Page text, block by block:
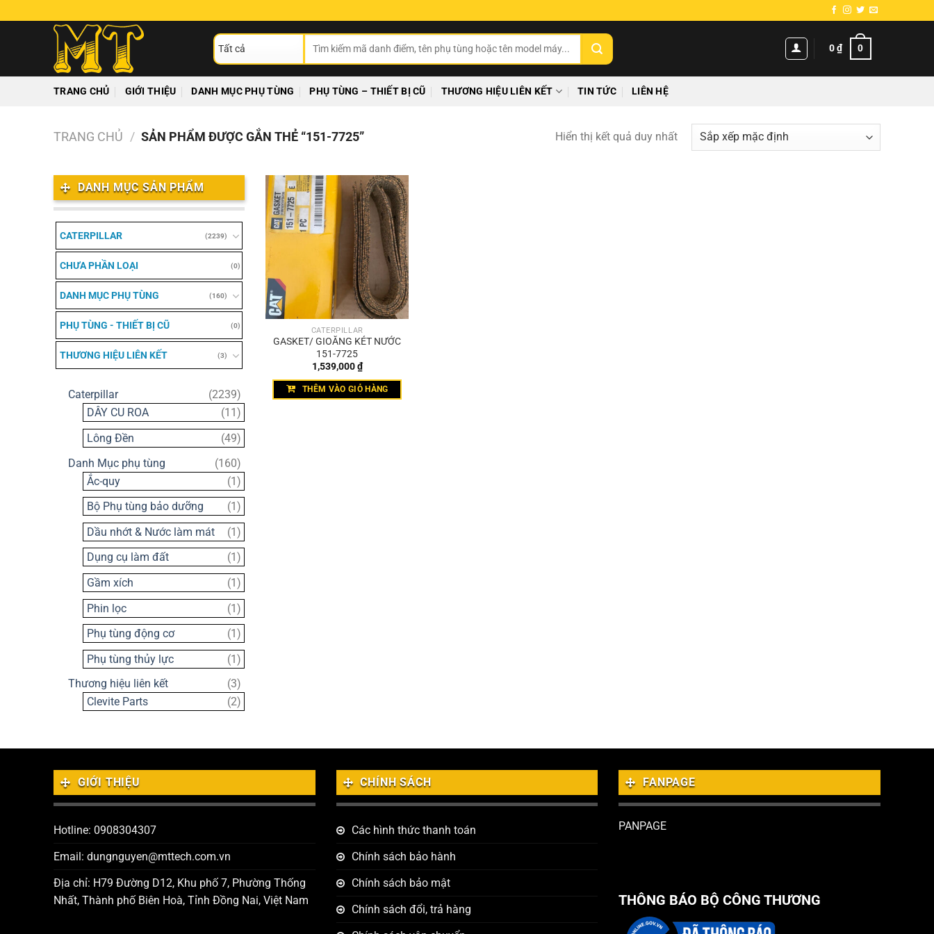
đến
kiếm:
0₫ 0
TRANG CHỦ GIỚI THIỆU DANH MỤC PHỤ TÙNG PHỤ TÙNG – THIẾT BỊ CŨ THƯƠNG HIỆU LIÊN KẾT TIN TỨC LIÊN HỆ
TRANG CHỦ / SẢN PHẨM ĐƯỢC GẮN THẺ “151-7725” Hiển thị kết quả duy nhất
DANH MỤC SẢN PHẨM
CATERPILLAR (2239)
CHƯA PHẦN LOẠI (0)
DANH MỤC PHỤ TÙNG (160)
PHỤ TÙNG - THIẾT BỊ CŨ (0)
THƯƠNG HIỆU LIÊN KẾT (3)
Caterpillar 22392239
sản
phẩm
DÂY CU ROA 11 11
sản
phẩm
Lông Đền 4949
sản
phẩm
Danh Mục phụ tùng 160160
sản
phẩm
Ắc-quy 11
sản
phẩm
Bộ Phụ tùng bảo dưỡng 1 1
sản
phẩm
Dầu nhớt & Nước làm mát 11
sản
phẩm
Dụng cụ làm đất 1 1
sản
phẩm
Gầm xích 11
sản
phẩm
Phin lọc 11
sản
phẩm
Phụ tùng động cơ 1 1
sản
phẩm
Phụ tùng thủy lực 11
sản
phẩm
Thương hiệu liên kết 33
sản
Clevite Parts 22
CATERPILLAR
GASKET/ GIOĂNG KÉT NƯỚC
151-7725
1,539,000₫
THÊM VÀO GIỎ HÀNG
GIỚI THIỆU
Hotline: 0908304307
Email: dungnguyen@mttech.com.vn
Địa chỉ: H79 Đường D12, Khu phố 7, Phường Thống
Nhất, Thành phố Biên Hoà, Tỉnh Đồng Nai, Việt Nam
CHÍNH SÁCH
Các hình thức thanh toán
Chính sách bảo hành
Chính sách bảo mật
Chính sách đổi, trả hàng
FANPAGE
PANPAGE
THÔNG BÁO BỘ CÔNG THƯƠNG